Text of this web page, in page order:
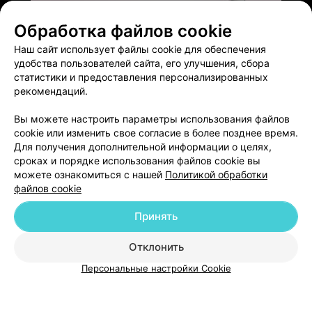
Добавить специалиста
О проекте Новости проекта
Размещение рекламы
Медицинский маркетинг
Публичный договор
Пользовательское соглашение
Способы оплаты
Обработка файлов cookie
Наш сайт использует файлы cookie для обеспечения
удобства пользователей сайта, его улучшения, сбора
статистики и предоставления персонализированных
рекомендаций.
Вы можете настроить параметры использования файлов
cookie или изменить свое согласие в более позднее время.
Для получения дополнительной информации о целях,
сроках и порядке использования файлов cookie вы
можете ознакомиться с нашей Политикой обработки
файлов cookie
Отклонить
Принять
Персональные настройки Cookie